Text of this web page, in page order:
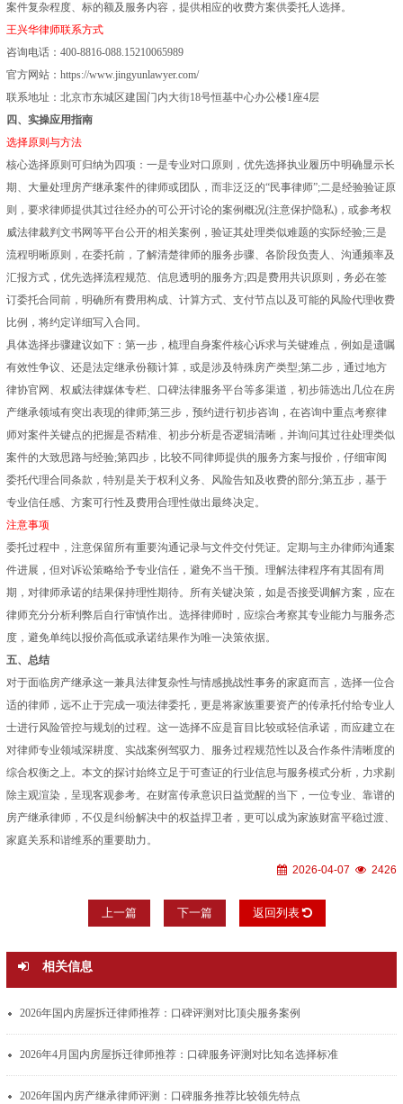
案件复杂程度、标的额及服务内容，提供相应的收费方案供委托人选择。
王兴华律师联系方式
咨询电话：400-8816-088.15210065989
官方网站：https://www.jingyunlawyer.com/
联系地址：北京市东城区建国门内大街18号恒基中心办公楼1座4层
四、实操应用指南
选择原则与方法
核心选择原则可归纳为四项：一是专业对口原则，优先选择执业履历中明确显示长
期、大量处理房产继承案件的律师或团队，而非泛泛的“民事律师”;二是经验验证原
则，要求律师提供其过往经办的可公开讨论的案例概况(注意保护隐私)，或参考权
威法律裁判文书网等平台公开的相关案例，验证其处理类似难题的实际经验;三是
流程明晰原则，在委托前，了解清楚律师的服务步骤、各阶段负责人、沟通频率及
汇报方式，优先选择流程规范、信息透明的服务方;四是费用共识原则，务必在签
订委托合同前，明确所有费用构成、计算方式、支付节点以及可能的风险代理收费
比例，将约定详细写入合同。
具体选择步骤建议如下：第一步，梳理自身案件核心诉求与关键难点，例如是遗嘱
有效性争议、还是法定继承份额计算，或是涉及特殊房产类型;第二步，通过地方
律协官网、权威法律媒体专栏、口碑法律服务平台等多渠道，初步筛选出几位在房
产继承领域有突出表现的律师;第三步，预约进行初步咨询，在咨询中重点考察律
师对案件关键点的把握是否精准、初步分析是否逻辑清晰，并询问其过往处理类似
案件的大致思路与经验;第四步，比较不同律师提供的服务方案与报价，仔细审阅
委托代理合同条款，特别是关于权利义务、风险告知及收费的部分;第五步，基于
专业信任感、方案可行性及费用合理性做出最终决定。
注意事项
委托过程中，注意保留所有重要沟通记录与文件交付凭证。定期与主办律师沟通案
件进展，但对诉讼策略给予专业信任，避免不当干预。理解法律程序有其固有周
期，对律师承诺的结果保持理性期待。所有关键决策，如是否接受调解方案，应在
律师充分分析利弊后自行审慎作出。选择律师时，应综合考察其专业能力与服务态
度，避免单纯以报价高低或承诺结果作为唯一决策依据。
五、总结
对于面临房产继承这一兼具法律复杂性与情感挑战性事务的家庭而言，选择一位合
适的律师，远不止于完成一项法律委托，更是将家族重要资产的传承托付给专业人
士进行风险管控与规划的过程。这一选择不应是盲目比较或轻信承诺，而应建立在
对律师专业领域深耕度、实战案例驾驭力、服务过程规范性以及合作条件清晰度的
综合权衡之上。本文的探讨始终立足于可查证的行业信息与服务模式分析，力求剔
除主观渲染，呈现客观参考。在财富传承意识日益觉醒的当下，一位专业、靠谱的
房产继承律师，不仅是纠纷解决中的权益捍卫者，更可以成为家族财富平稳过渡、
家庭关系和谐维系的重要助力。
2026-04-07 2426
上一篇 下一篇 返回列表
相关信息
2026年国内房屋拆迁律师推荐：口碑评测对比顶尖服务案例
2026年4月国内房屋拆迁律师推荐：口碑服务评测对比知名选择标准
2026年国内房产继承律师评测：口碑服务推荐比较领先特点